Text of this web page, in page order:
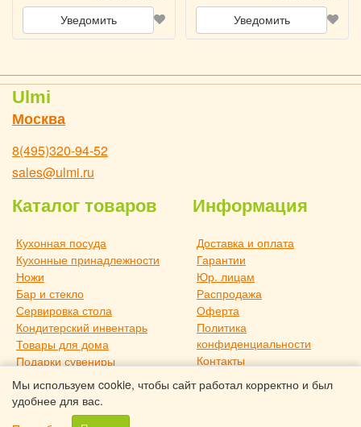
Мы используем cookie, чтобы сайт работал корректно и был
удобнее для вас.
Уведомить Уведомить
Ulmi
Москва
8(495)320-94-52
sales@ulmi.ru
Каталог товаров
Кухонная посуда
Кухонные принадлежности
Ножи
Бар и стекло
Сервировка стола
Кондитерский инвентарь
Товары для дома
Подарки сувениры
Дача и отдых
Новое поступление
Товары для дома TouchLife
Информация
Доставка и оплата
Гарантии
Юр. лицам
Распродажа
Оферта
Политика
конфиденциальности
Контакты
О компании
Статьи